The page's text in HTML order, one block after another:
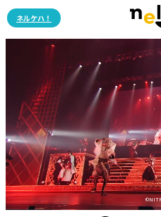
ネルケハ！